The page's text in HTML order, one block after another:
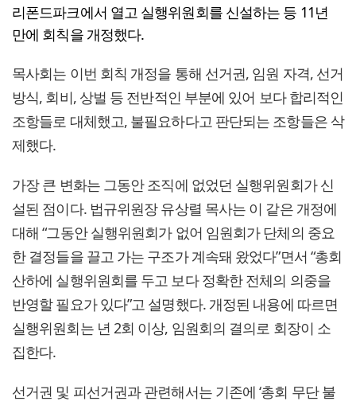
리폰드파크에서 열고 실행위원회를 신설하는 등 11년
만에 회칙을 개정했다.
목사회는 이번 회칙 개정을 통해 선거권, 임원 자격, 선거
방식, 회비, 상벌 등 전반적인 부분에 있어 보다 합리적인
조항들로 대체했고, 불필요하다고 판단되는 조항들은 삭
제했다.
가장 큰 변화는 그동안 조직에 없었던 실행위원회가 신
설된 점이다. 법규위원장 유상렬 목사는 이 같은 개정에
대해 “그동안 실행위원회가 없어 임원회가 단체의 중요
한 결정들을 끌고 가는 구조가 계속돼 왔었다”면서 “총회
산하에 실행위원회를 두고 보다 정확한 전체의 의중을
반영할 필요가 있다”고 설명했다. 개정된 내용에 따르면
실행위원회는 년 2회 이상, 임원회의 결의로 회장이 소
집한다.
선거권 및 피선거권과 관련해서는 기존에 ‘총회 무단 불